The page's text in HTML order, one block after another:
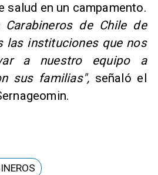
salud en un campamento.
Carabineros de Chile de
las instituciones que nos
a nuestro equipo a
sus familias", señaló el